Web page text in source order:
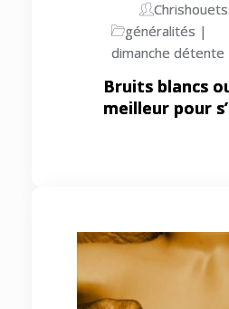
généralités
dimanche détente
Bruits blancs
meilleur pour